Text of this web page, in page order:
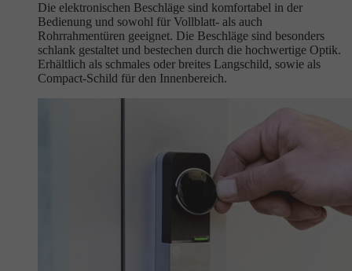
Die elektronischen Beschläge sind komfortabel in der
Bedienung und sowohl für Vollblatt- als auch
Rohrrahmentüren geeignet. Die Beschläge sind besonders
schlank gestaltet und bestechen durch die hochwertige Optik.
Erhältlich als schmales oder breites Langschild, sowie als
Compact-Schild für den Innenbereich.